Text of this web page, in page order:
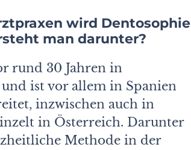
wird Dentosophie
man darunter?
rund 30 Jahren in
ist vor allem in Spanien
inzwischen auch in
in Österreich. Darunter
Methode in der